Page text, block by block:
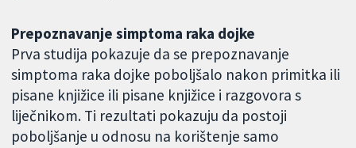
Prepoznavanje simptoma raka dojke
Prva studija pokazuje da se prepoznavanje
simptoma raka dojke poboljšalo nakon primitka ili
pisane knjižice ili pisane knjižice i razgovora s
liječnikom. Ti rezultati pokazuju da postoji
poboljšanje u odnosu na korištenje samo